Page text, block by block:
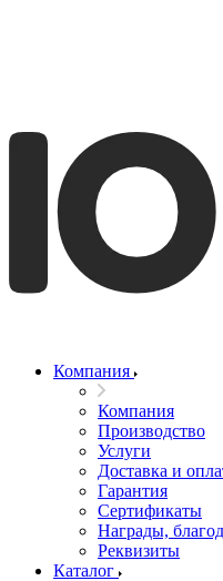
Компания
Компания
Производство
Услуги
Доставка и
Гарантия
Сертификаты
Награды,
Реквизиты
Каталог